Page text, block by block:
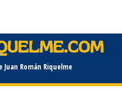
Román Riquelme